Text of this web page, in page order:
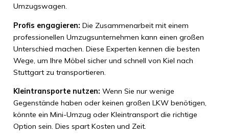
Umzugswagen.
Profis engagieren: Die Zusammenarbeit mit einem
professionellen Umzugsunternehmen kann einen großen
Unterschied machen. Diese Experten kennen die besten
Wege, um Ihre Möbel sicher und schnell von Kiel nach
Stuttgart zu transportieren.
Kleintransporte nutzen: Wenn Sie nur wenige
Gegenstände haben oder keinen großen LKW benötigen,
könnte ein Mini-Umzug oder Kleintransport die richtige
Option sein. Dies spart Kosten und Zeit.